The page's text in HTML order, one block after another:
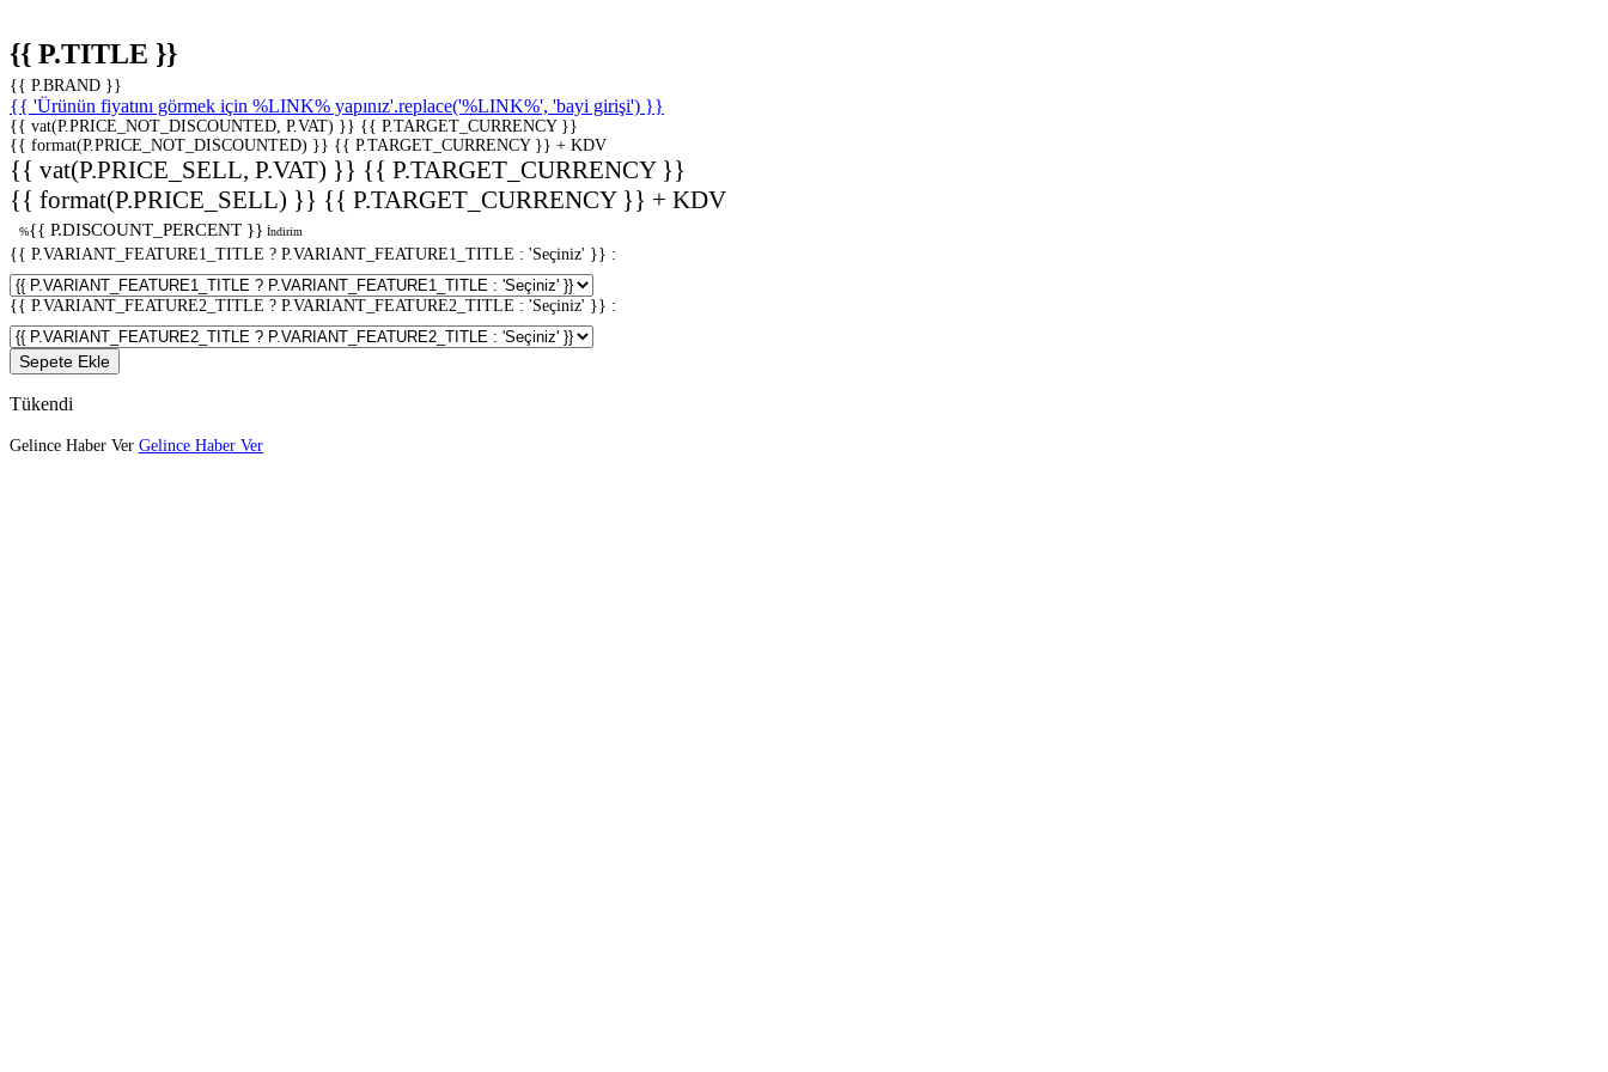
{{ P.TITLE }}
{{ P.BRAND }}
{{ 'Ürünün fiyatını görmek için %LINK% yapınız'.replace('%LINK%', 'bayi girişi') }}
{{ vat(P.PRICE_NOT_DISCOUNTED, P.VAT) }} {{ P.TARGET_CURRENCY }}
{{ format(P.PRICE_NOT_DISCOUNTED) }} {{ P.TARGET_CURRENCY }} + KDV
{{ vat(P.PRICE_SELL, P.VAT) }} {{ P.TARGET_CURRENCY }}
{{ format(P.PRICE_SELL) }} {{ P.TARGET_CURRENCY }} + KDV
%{{ P.DISCOUNT_PERCENT }} İndirim
{{ P.VARIANT_FEATURE1_TITLE ? P.VARIANT_FEATURE1_TITLE : 'Seçiniz' }} :
{{ P.VARIANT_FEATURE2_TITLE ? P.VARIANT_FEATURE2_TITLE : 'Seçiniz' }} :
Sepete Ekle
Tükendi
Gelince Haber Ver Gelince Haber Ver